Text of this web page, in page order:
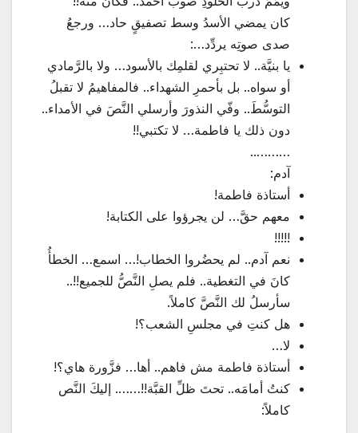
كان يمضي الأسدُ وسط تصفيقٍ حاد… ورجعُ
صدى صوتِه يردِّد…:
يا بنيَّة.. لا تحتبِري لقلمِك بالأسود… ولا بالرَّمادي
أو سواه.. بل بأحمرِ الشهداء.. فالمفاهيمُ لا تقبلُ
التوسُّطَ.. وفّي النذورَ وأرسلي النَّصَ في الأمداء..
دون ذلك يا فاطمة… لا تكتبي!!
………..
آدم:
أستاذة فاطمة!
معهم حقَّ… لن يجرؤوا على الكتابة!
!!!!!
نعم آدم.. لم يحضُروا الخطاب!… اسمع… الخطأُ
كانَ في التغطية.. فلم يصلِ النَّصُّ للجميع!!..
سأرسلُ لك النَّصَّ كاملاً.
هل كنتِ في مجلسِ الشعب؟!
لا…
أستاذة فاطمة مش فاهم.. أها… فزَّورة هاي؟!
كنتُ أمامَه.. تحتَ ظلِّ القبَّة!!……. إليكَ النَّص
كاملاً: